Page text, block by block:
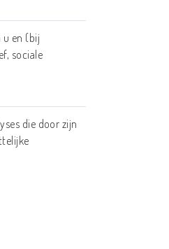
u en (bij
sociale
die door zijn